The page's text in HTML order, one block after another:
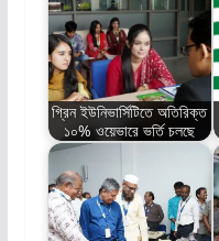
গ্রিন ইউনিভার্সিটিতে অতিরিক্ত
১০% ওয়েভারে ভর্তি চলছে